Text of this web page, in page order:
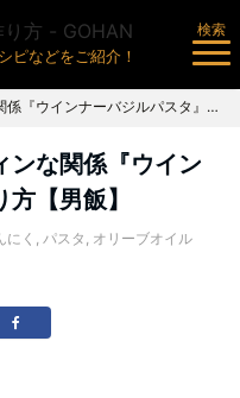
ピなどをご紹介！
検索
【簡単レシピ】ウィンウィンな関係『ウインナーバジルパスタ』の作り方【男飯】
ンな関係『ウイン
【男飯】
にく , パスタ , オリーブオイル